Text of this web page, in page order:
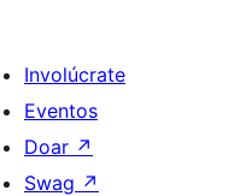
Involúcrate
Eventos
Doar ↗
Swag ↗